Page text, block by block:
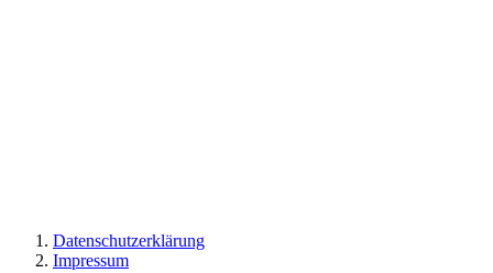
Datenschutzerklärung
Impressum